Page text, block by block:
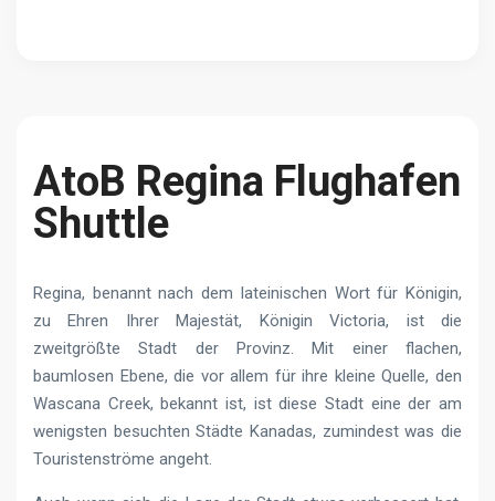
AtoB Regina Flughafen
Shuttle
Regina, benannt nach dem lateinischen Wort für Königin,
zu Ehren Ihrer Majestät, Königin Victoria, ist die
zweitgrößte Stadt der Provinz. Mit einer flachen,
baumlosen Ebene, die vor allem für ihre kleine Quelle, den
Wascana Creek, bekannt ist, ist diese Stadt eine der am
wenigsten besuchten Städte Kanadas, zumindest was die
Touristenströme angeht.